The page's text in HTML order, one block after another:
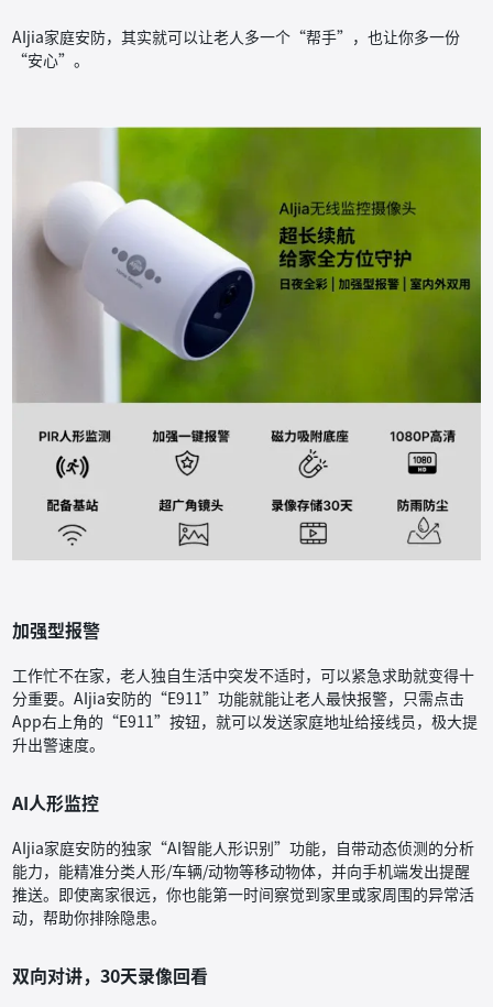
AIjia家庭安防，其实就可以让老人多一个“帮手”，也让你多一份
“安心”。
加强型报警
工作忙不在家，老人独自生活中突发不适时，可以紧急求助就变得十
分重要。AIjia安防的“E911”功能就能让老人最快报警，只需点击
App右上角的“E911”按钮，就可以发送家庭地址给接线员，极大提
升出警速度。
AI人形监控
AIjia家庭安防的独家“AI智能人形识别”功能，自带动态侦测的分析
能力，能精准分类人形/车辆/动物等移动物体，并向手机端发出提醒
推送。即使离家很远，你也能第一时间察觉到家里或家周围的异常活
动，帮助你排除隐患。
双向对讲，30天录像回看